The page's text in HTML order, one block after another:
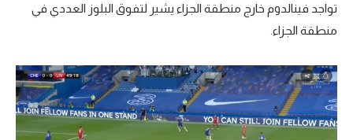
تواجد فينالدوم خارج منطقة الجزاء يشير لتفوق البلوز العددي في
منطقة الجزاء.